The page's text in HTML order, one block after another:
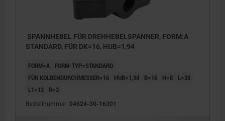
SPANNHEBEL FÜR DREHHEBELSPANNER, FORM:A
STANDARD, FÜR DK=16, HUB=1,94
FORM=A
FORM-TYP=STANDARD
FÜR KOLBENDURCHMESSER=16
HUB=1,94 B=16 H=8
L=30
L1=12
R=2
Bestellnummer: 04624-30-16301